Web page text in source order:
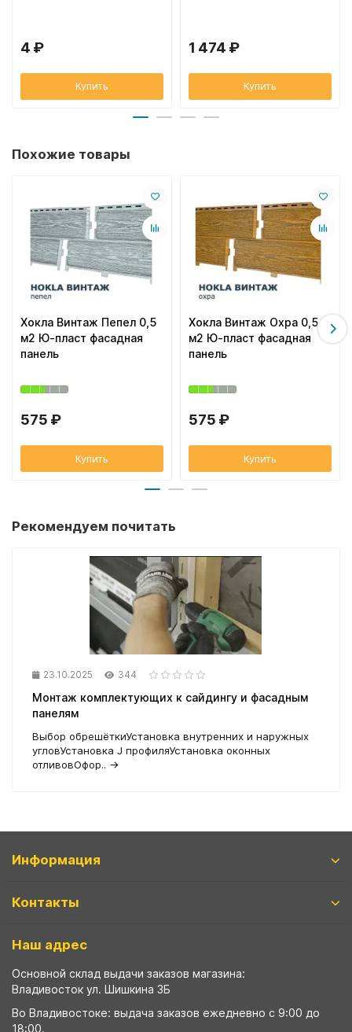
4 ₽
Купить
1 474 ₽
Купить
Похожие товары
Хокла Винтаж Пепел 0,5
м2 Ю-пласт фасадная
панель
575 ₽
Купить
Хокла Винтаж Охра 0,5
м2 Ю-пласт фасадная
панель
575 ₽
Купить
Рекомендуем почитать
23.10.2025 344
Монтаж комплектующих к сайдингу и фасадным
панелям
Выбор обрешёткиУстановка внутренних и наружных
угловУстановка J профиляУстановка оконных
отливовОфор.. →
Информация
Контакты
Наш адрес
Основной склад выдачи заказов магазина:
Владивосток ул. Шишкина 3Б
Во Владивостоке: выдача заказов ежедневно с 9:00 до
18:00.